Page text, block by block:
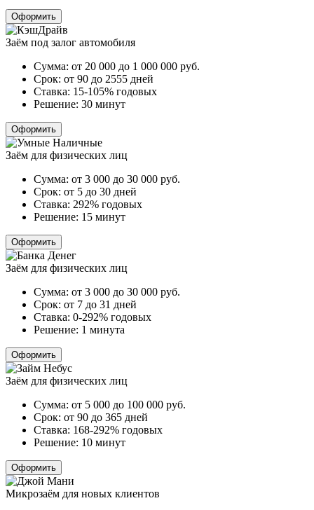
Оформить
Заём под залог автомобиля
Сумма: от 20 000 до 1 000 000 руб.
Срок: от 90 до 2555 дней
Ставка: 15-105% годовых
Решение: 30 минут
Оформить
Заём для физических лиц
Сумма: от 3 000 до 30 000 руб.
Срок: от 5 до 30 дней
Ставка: 292% годовых
Решение: 15 минут
Оформить
Заём для физических лиц
Сумма: от 3 000 до 30 000 руб.
Срок: от 7 до 31 дней
Ставка: 0-292% годовых
Решение: 1 минута
Оформить
Заём для физических лиц
Сумма: от 5 000 до 100 000 руб.
Срок: от 90 до 365 дней
Ставка: 168-292% годовых
Решение: 10 минут
Оформить
Микрозаём для новых клиентов